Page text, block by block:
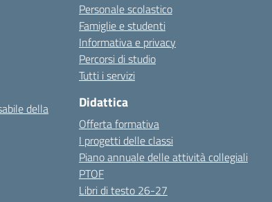
della
Personale scolastico
Famiglie e studenti
Informativa e privacy
Percorsi di studio
Tutti i servizi
Didattica
Offerta formativa
I progetti delle classi
Piano annuale delle attività collegiali
PTOF
Libri di testo 26-27